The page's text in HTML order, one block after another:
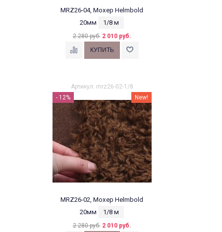
MRZ26-04, Мохер Helmbold
20мм
1/8 м
2 280 руб. 2 010 руб.
Артикул: mrz26-02-1/8
- 12%
New!
MRZ26-02, Мохер Helmbold
20мм
1/8 м
2 280 руб. 2 010 руб.